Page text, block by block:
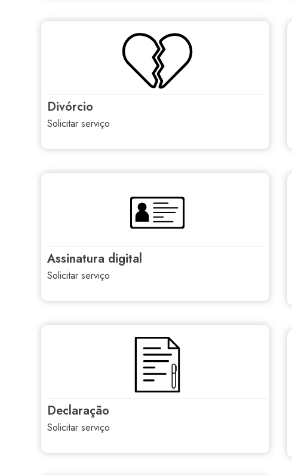
divórcio
solicitar serviço
assinatura digital
solicitar serviço
declaração
solicitar serviço